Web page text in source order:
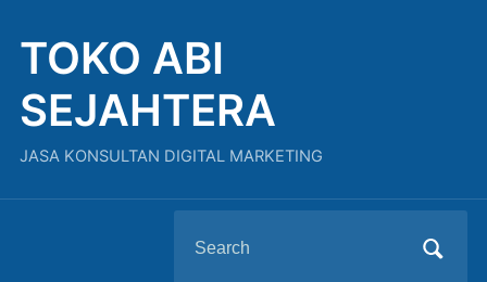
TOKO ABI
SEJAHTERA
JASA KONSULTAN DIGITAL MARKETING
for: